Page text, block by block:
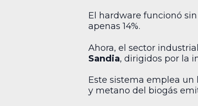
El hardware funcionó
apenas 14%.
Ahora, el sector
Sandia, dirigidos por la
Este sistema emplea
y metano del biogás